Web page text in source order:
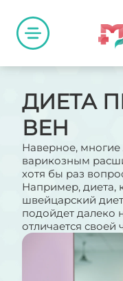
ДИЕТА
ВЕН
Наверное,
варикозным
хотя бы раз
Например, диета,
швейцарский
подойдет далеко
отличается своей